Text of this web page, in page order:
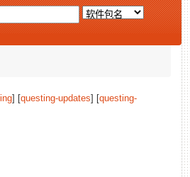
] [questing-updates] [questing-